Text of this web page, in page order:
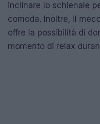
inclinare lo schienale
comoda. Inoltre, il
offre la possibilità di
momento di relax